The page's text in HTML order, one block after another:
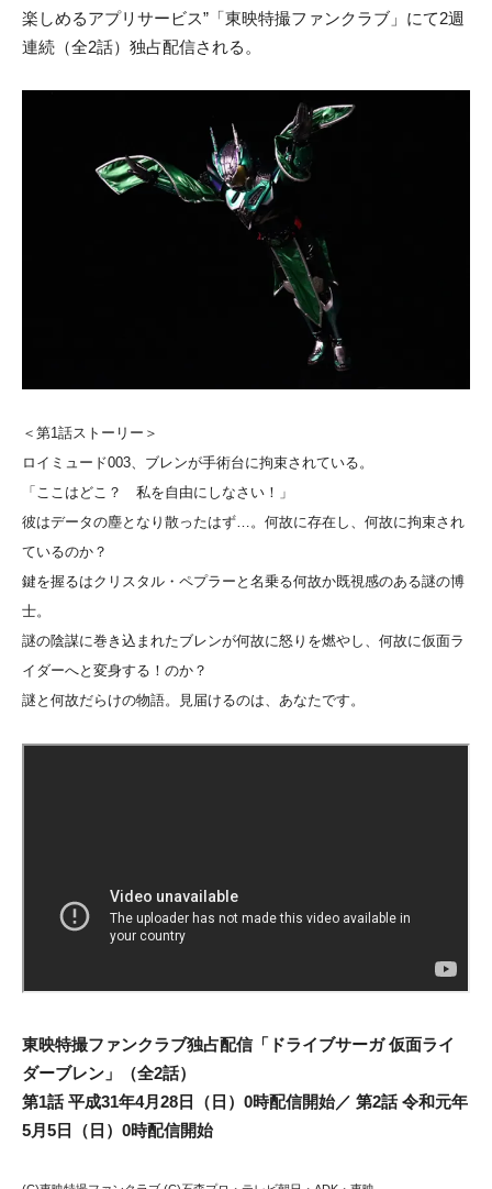
楽しめるアプリサービス”「東映特撮ファンクラブ」にて2週
連続（全2話）独占配信される。
＜第1話ストーリー＞
ロイミュード003、ブレンが手術台に拘束されている。
「ここはどこ？ 私を自由にしなさい！」
彼はデータの塵となり散ったはず…。何故に存在し、何故に拘束され
ているのか？
鍵を握るはクリスタル・ペプラーと名乗る何故か既視感のある謎の博
士。
謎の陰謀に巻き込まれたブレンが何故に怒りを燃やし、何故に仮面ラ
イダーへと変身する！のか？
謎と何故だらけの物語。見届けるのは、あなたです。
東映特撮ファンクラブ独占配信「ドライブサーガ 仮面ライ
ダーブレン」（全2話）
第1話 平成31年4月28日（日）0時配信開始／ 第2話 令和元年
5月5日（日）0時配信開始